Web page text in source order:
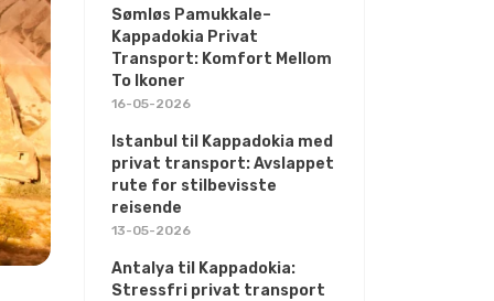
Sømløs Pamukkale–
Kappadokia Privat
Transport: Komfort Mellom
To Ikoner
16-05-2026
Istanbul til Kappadokia med
privat transport: Avslappet
rute for stilbevisste
reisende
13-05-2026
Antalya til Kappadokia:
Stressfri privat transport